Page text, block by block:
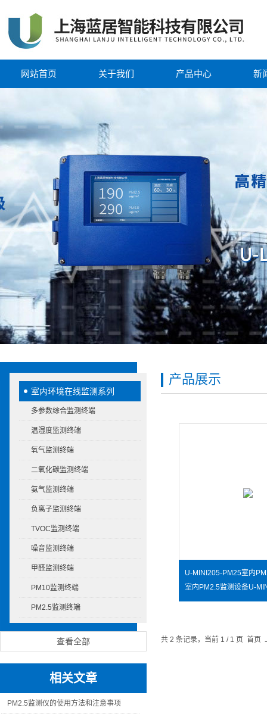
网站首页 关于我们 产品中心 新
室内环境在线监测系列
多参数综合监测终端
温湿度监测终端
氧气监测终端
二氧化碳监测终端
氨气监测终端
负离子监测终端
TVOC监测终端
噪音监测终端
甲醛监测终端
PM10监测终端
PM2.5监测终端
查看全部
相关文章
PM2.5监测仪的使用方法和注意事项
产品展示
共 2 条记录，当前 1 / 1 页 首